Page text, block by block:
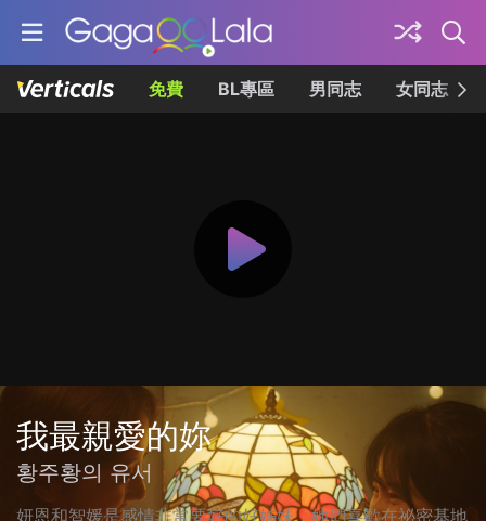
免費 BL專區 男同志 女同志
我最親愛的妳
황주황의 유서
妍恩和智媛是感情非常要好的好姊妹，她們喜歡在祕密基地